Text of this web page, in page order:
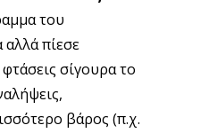
– πώς να χάσω 10
την